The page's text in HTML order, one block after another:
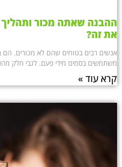
ההבנה שאתה מכור ותהליך
את זה?
אנשים רבים בטוחים שהם לא מכורים. הם
משתמשים בסמים מידי פעם. לגבי חלק
קרא עוד »